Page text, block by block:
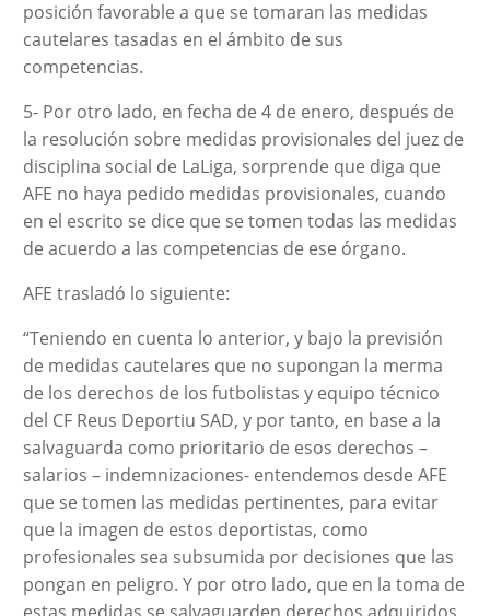
posición favorable a que se tomaran las medidas
cautelares tasadas en el ámbito de sus
competencias.
5- Por otro lado, en fecha de 4 de enero, después de
la resolución sobre medidas provisionales del juez de
disciplina social de LaLiga, sorprende que diga que
AFE no haya pedido medidas provisionales, cuando
en el escrito se dice que se tomen todas las medidas
de acuerdo a las competencias de ese órgano.
AFE trasladó lo siguiente:
“Teniendo en cuenta lo anterior, y bajo la previsión
de medidas cautelares que no supongan la merma
de los derechos de los futbolistas y equipo técnico
del CF Reus Deportiu SAD, y por tanto, en base a la
salvaguarda como prioritario de esos derechos –
salarios – indemnizaciones- entendemos desde AFE
que se tomen las medidas pertinentes, para evitar
que la imagen de estos deportistas, como
profesionales sea subsumida por decisiones que las
pongan en peligro. Y por otro lado, que en la toma de